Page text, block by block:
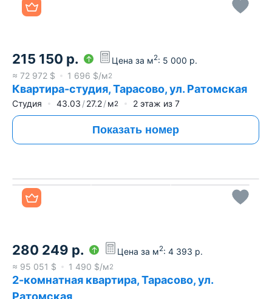
215 150 р. Цена за м2: 5 000 р.
≈ 72 972 $ 1 696 $/м2
Квартира-студия, Тарасово, ул. Ратомская
Студия 43.03 27.2 м2 2 этаж из 7
Показать номер
Все фото
280 249 р. Цена за м2: 4 393 р.
≈ 95 051 $ 1 490 $/м2
2-комнатная квартира, Тарасово, ул.